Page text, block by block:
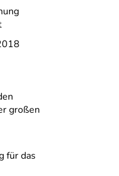
großen
für das